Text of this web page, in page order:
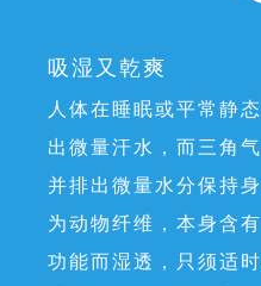
吸湿又乾爽
人体在睡眠或平常静
出微量汗水，而三角
并排出微量水分保持
为动物纤维，本身含
功能而湿透，只须适